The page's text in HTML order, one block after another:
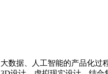
数据、人工智能的产品化